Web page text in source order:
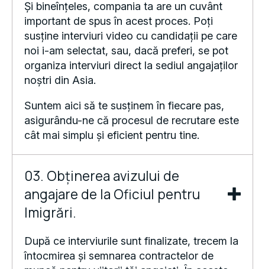
important de spus în acest proces. Poți
susține interviuri video cu candidații pe care
noi i-am selectat, sau, dacă preferi, se pot
organiza interviuri direct la sediul angajaților
noștri din Asia.
asigurându-ne că procesul de recrutare este
cât mai simplu și eficient pentru tine.
03. Obținerea avizului de
angajare de la Oficiul pentru
Imigrări.
întocmirea și semnarea contractelor de
muncă pentru viitorii tăi angajați. În aceste